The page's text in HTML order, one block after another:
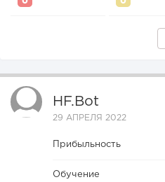
HF.bot
29 АПРЕЛЯ 2022
Прибыльность
Обучение